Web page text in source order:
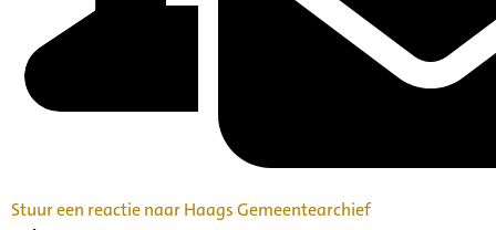
Stuur een reactie naar Haags Gemeentearchief